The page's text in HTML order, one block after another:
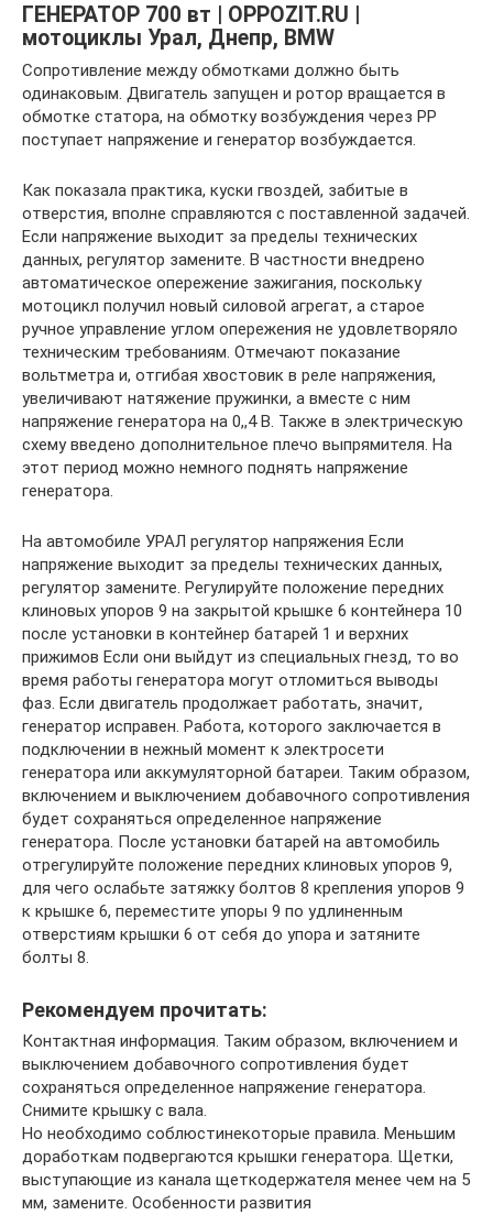
ГЕНЕРАТОР 700 вт | OPPOZIT.RU |
мотоциклы Урал, Днепр, BMW
Сопротивление между обмотками должно быть
одинаковым. Двигатель запущен и ротор вращается в
обмотке статора, на обмотку возбуждения через РР
поступает напряжение и генератор возбуждается.
Как показала практика, куски гвоздей, забитые в
отверстия, вполне справляются с поставленной задачей.
Если напряжение выходит за пределы технических
данных, регулятор замените. В частности внедрено
автоматическое опережение зажигания, поскольку
мотоцикл получил новый силовой агрегат, а старое
ручное управление углом опережения не удовлетворяло
техническим требованиям. Отмечают показание
вольтметра и, отгибая хвостовик в реле напряжения,
увеличивают натяжение пружинки, а вместе с ним
напряжение генератора на 0,,4 В. Также в электрическую
схему введено дополнительное плечо выпрямителя. На
этот период можно немного поднять напряжение
генератора.
На автомобиле УРАЛ регулятор напряжения Если
напряжение выходит за пределы технических данных,
регулятор замените. Регулируйте положение передних
клиновых упоров 9 на закрытой крышке 6 контейнера 10
после установки в контейнер батарей 1 и верхних
прижимов Если они выйдут из специальных гнезд, то во
время работы генератора могут отломиться выводы
фаз. Если двигатель продолжает работать, значит,
генератор исправен. Работа, которого заключается в
подключении в нежный момент к электросети
генератора или аккумуляторной батареи. Таким образом,
включением и выключением добавочного сопротивления
будет сохраняться определенное напряжение
генератора. После установки батарей на автомобиль
отрегулируйте положение передних клиновых упоров 9,
для чего ослабьте затяжку болтов 8 крепления упоров 9
к крышке 6, переместите упоры 9 по удлиненным
отверстиям крышки 6 от себя до упора и затяните
болты 8.
Рекомендуем прочитать:
Контактная информация. Таким образом, включением и
выключением добавочного сопротивления будет
сохраняться определенное напряжение генератора.
Снимите крышку с вала.
Но необходимо соблюстинекоторые правила. Меньшим
доработкам подвергаются крышки генератора. Щетки,
выступающие из канала щеткодержателя менее чем на 5
мм, замените. Особенности развития